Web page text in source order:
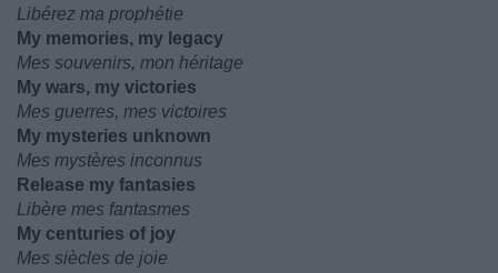
Libérez ma prophétie
My memories, my legacy
Mes souvenirs, mon héritage
My wars, my victories
Mes guerres, mes victoires
My mysteries unknown
Mes mystères inconnus
Release my fantasies
Libère mes fantasmes
My centuries of joy
Mes siècles de joie